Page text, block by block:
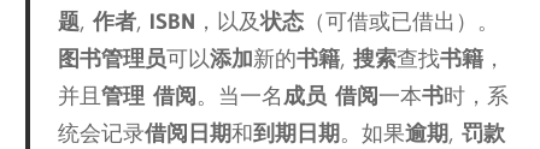
题, 作者, ISBN ，以及状态（可借或已借出）。
图书管理员可以添加新的书籍, 搜索查找书籍，
并且 管理 借阅 。当一名成员 借阅一本书时，系
统会记录借阅日期和到期日期。如果逾期, 罚款